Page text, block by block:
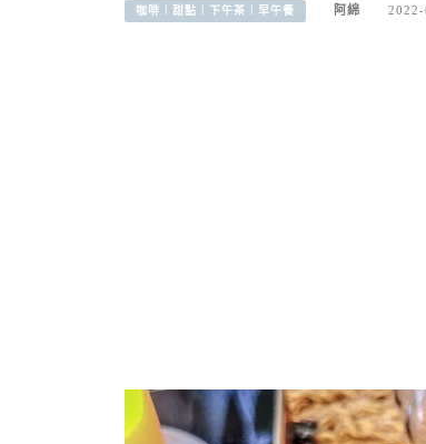
咖啡︱甜點︱下午茶︱早午餐 阿綿